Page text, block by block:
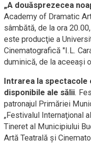
„A douăsprezecea
Academy of Dramatic
sâmbătă, de la ora
este producţie a
Cinematografică "I.L.
duminică, de la aceeaşi
Intrarea la
disponibile ale sălii.
patronajul Primăriei
„Festivalul Internaţional
Tineret al Municipiului
Artă Teatrală şi